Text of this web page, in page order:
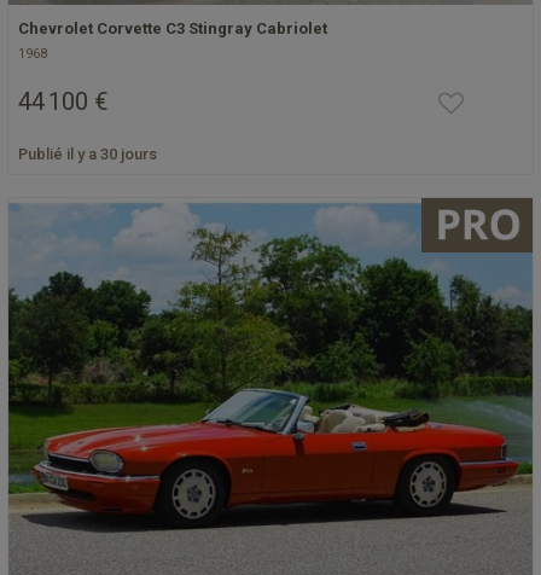
Chevrolet Corvette C3 Stingray Cabriolet
1968
44 100 €
Publié il y a 30 jours